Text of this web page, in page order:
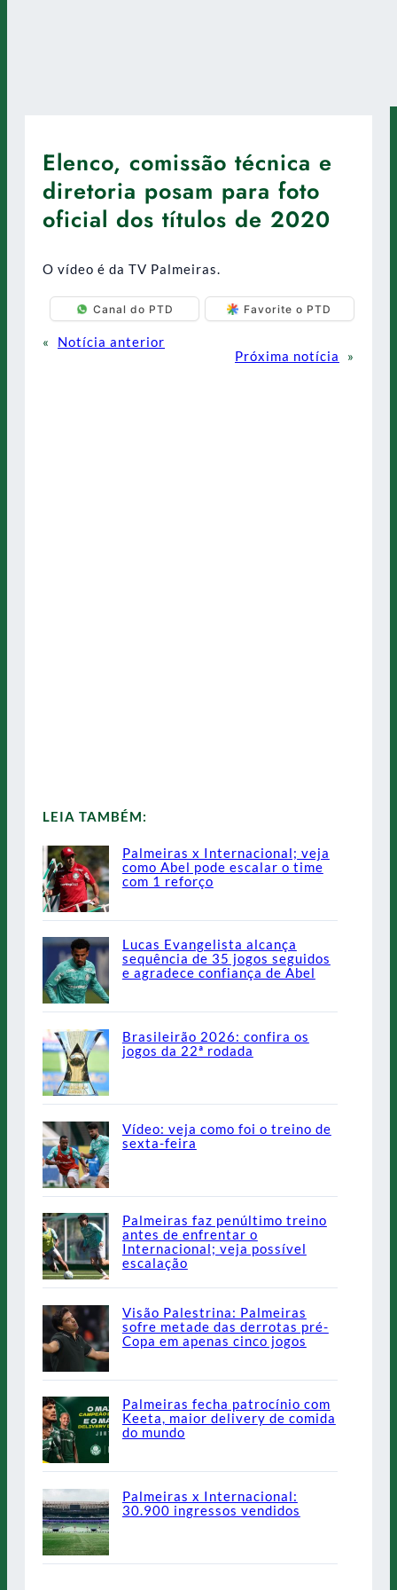
Elenco, comissão técnica e
diretoria posam para foto
oficial dos títulos de 2020
O vídeo é da TV Palmeiras.
Canal do PTD Favorite o PTD
«
Notícia anterior
Próxima notícia
»
LEIA TAMBÉM:
Palmeiras x Internacional; veja
como Abel pode escalar o time
com 1 reforço
Lucas Evangelista alcança
sequência de 35 jogos seguidos
e agradece confiança de Abel
Brasileirão 2026: confira os
jogos da 22ª rodada
Vídeo: veja como foi o treino de
sexta-feira
Palmeiras faz penúltimo treino
antes de enfrentar o
Internacional; veja possível
escalação
Visão Palestrina: Palmeiras
sofre metade das derrotas pré-
Copa em apenas cinco jogos
Palmeiras fecha patrocínio com
Keeta, maior delivery de comida
do mundo
Palmeiras x Internacional:
30.900 ingressos vendidos